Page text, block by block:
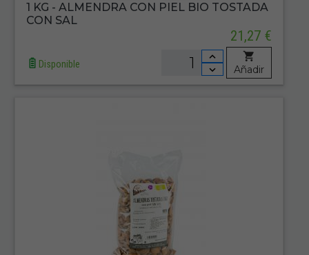
1 KG - ALMENDRA CON PIEL BIO TOSTADA
CON SAL
21,27 €
Disponible Añadir